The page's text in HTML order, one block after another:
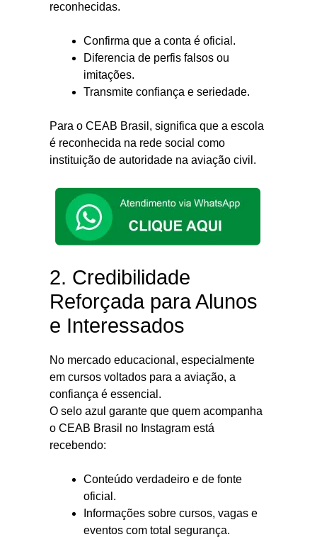
reconhecidas.
Confirma que a conta é oficial.
Diferencia de perfis falsos ou
imitações.
Transmite confiança e seriedade.
Para o CEAB Brasil, significa que a escola
é reconhecida na rede social como
instituição de autoridade na aviação civil.
2. Credibilidade
Reforçada para Alunos
e Interessados
No mercado educacional, especialmente
em cursos voltados para a aviação, a
confiança é essencial.
O selo azul garante que quem acompanha
o CEAB Brasil no Instagram está
recebendo:
Conteúdo verdadeiro e de fonte
oficial.
Informações sobre cursos, vagas e
eventos com total segurança.